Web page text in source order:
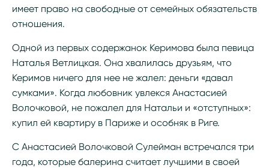
имеет право на свободные от семейных обязательств
отношения.
Одной из первых содержанок Керимова была певица
Наталья Ветлицкая. Она хвалилась друзьям, что
Керимов ничего для нее не жалел: деньги «давал
сумками». Когда любовник увлекся Анастасией
Волочковой, не пожалел для Натальи и «отступных»:
купил ей квартиру в Париже и особняк в Риге.
С Анастасией Волочковой Сулейман встречался три
года, которые балерина считает лучшими в своей